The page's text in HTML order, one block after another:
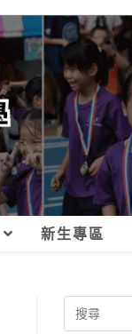
新生專區
Search
for: